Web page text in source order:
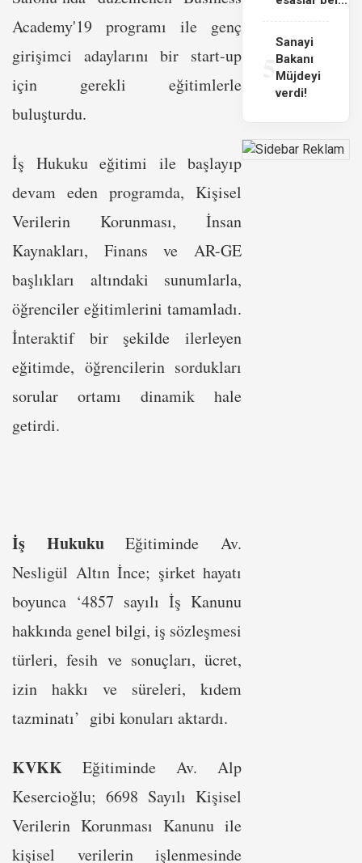
Academy'19 programı ile genç
girişimci adaylarını bir start-up
için gerekli eğitimlerle
buluşturdu.
İş Hukuku eğitimi ile başlayıp
devam eden programda, Kişisel
Verilerin Korunması, İnsan
Kaynakları, Finans ve AR-GE
başlıkları altındaki sunumlarla,
öğrenciler eğitimlerini tamamladı.
İnteraktif bir şekilde ilerleyen
eğitimde, öğrencilerin sordukları
sorular ortamı dinamik hale
getirdi.
İş HukukuEğitiminde Av.
Nesligül Altın İnce; şirket hayatı
boyunca ‘4857 sayılı İş Kanunu
hakkında genel bilgi, iş sözleşmesi
türleri, fesih ve sonuçları, ücret,
izin hakkı ve süreleri, kıdem
tazminatı’ gibi konuları aktardı.
KVKK Eğitiminde Av. Alp
Kesercioğlu; 6698 Sayılı Kişisel
Verilerin Korunması Kanunu ile
kişisel verilerin işlenmesinde
Sanayi
Bakanı
Müjdeyi
verdi!